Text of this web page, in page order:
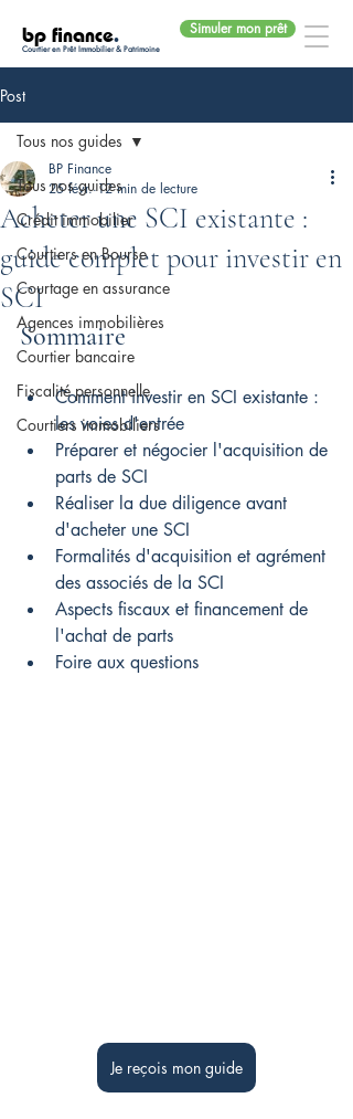
bp finance.
Courtier en Prêt Immobilier & Patrimoine
Simuler mon prêt
Post
Tous nos guides
Crédit immobilier
Courtiers en Bourse
Courtage en assurance
Agences immobilières
Courtier bancaire
Fiscalité personnelle
Courtiers immobiliers
Tous nos guides
Acheter une SCI existante :
guide complet pour investir en
SCI
BP Finance
25 févr. 12 min de lecture
Sommaire
Comment investir en SCI existante :
les voies d'entrée
Préparer et négocier l'acquisition de
parts de SCI
Réaliser la due diligence avant
d'acheter une SCI
Formalités d'acquisition et agrément
des associés de la SCI
Aspects fiscaux et financement de
l'achat de parts
Foire aux questions
Je reçois mon guide